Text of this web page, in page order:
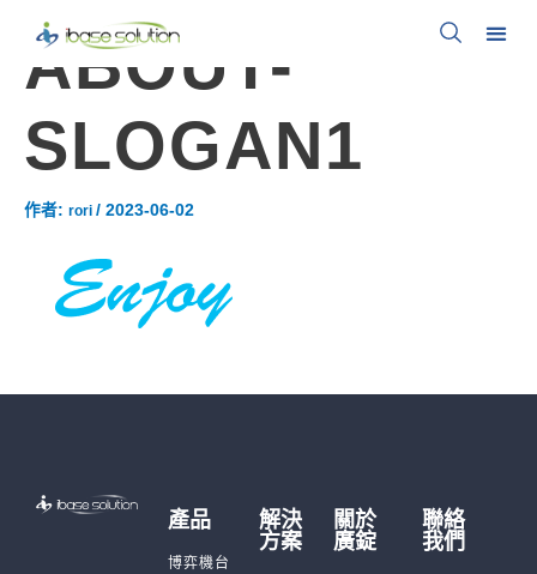
ABOUT-
SLOGAN1
作者: rori / 2023-06-02
產品
博弈機台
解決
方案
關於
廣錠
聯絡
我們